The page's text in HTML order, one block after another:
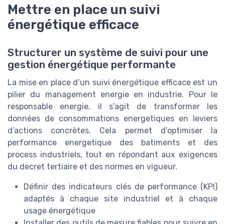
Mettre en place un suivi
énergétique efficace
Structurer un système de suivi pour une
gestion énergétique performante
La mise en place d’un suivi énergétique efficace est un
pilier du management energie en industrie. Pour le
responsable energie, il s’agit de transformer les
données de consommations energetiques en leviers
d’actions concrètes. Cela permet d’optimiser la
performance energetique des batiments et des
process industriels, tout en répondant aux exigences
du decret tertiaire et des normes en vigueur.
Définir des indicateurs clés de performance (KPI)
adaptés à chaque site industriel et à chaque
usage énergétique